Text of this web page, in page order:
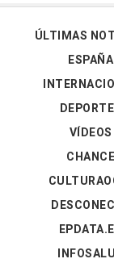
ÚLTIMAS
ESPAÑA
VÍDEOS
CHANCE